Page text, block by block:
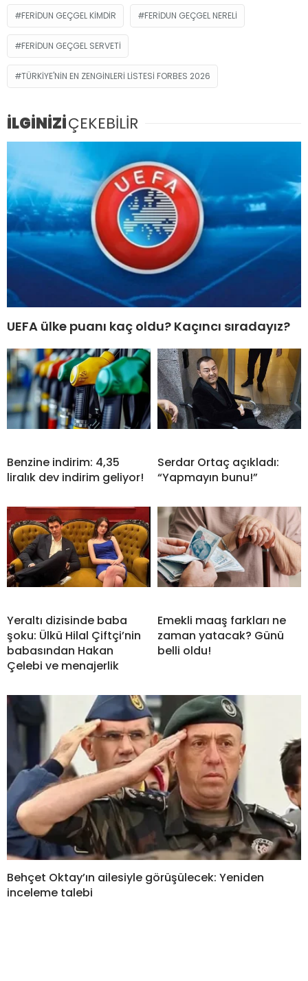
FERIDUN GEÇGEL KIMDIR FERIDUN GEÇGEL NERELI
FERIDUN GEÇGEL SERVETI
TÜRKIYE'NIN EN ZENGINLERI LISTESI FORBES 2026
İLGİNİZİÇEKEBİLİR
UEFA ülke puanı kaç oldu? Kaçıncı sıradayız?
Benzine indirim: 4,35
liralık dev indirim geliyor!
Serdar Ortaç açıkladı:
“Yapmayın bunu!”
Yeraltı dizisinde baba
şoku: Ülkü Hilal Çiftçi’nin
babasından Hakan
Çelebi ve menajerlik
Emekli maaş farkları ne
zaman yatacak? Günü
belli oldu!
Behçet Oktay’ın ailesiyle görüşülecek: Yeniden
inceleme talebi